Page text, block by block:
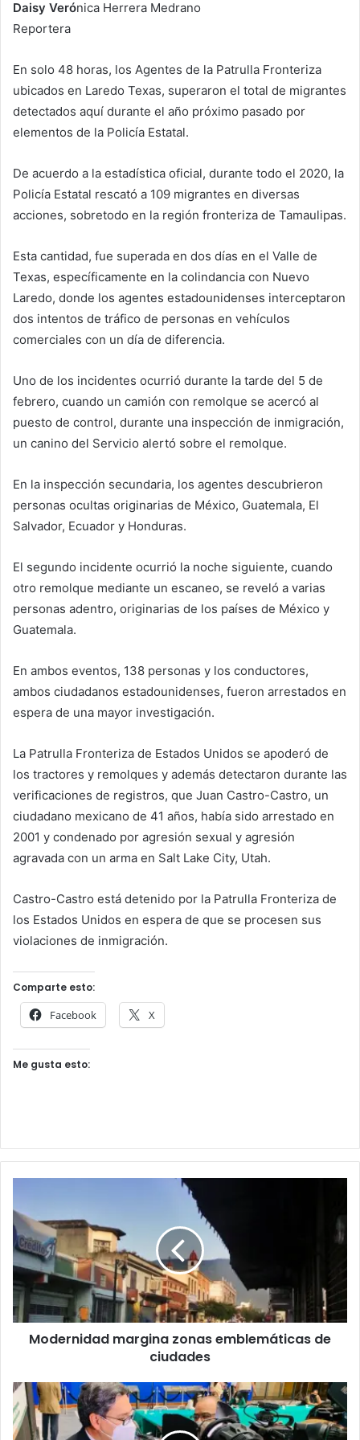
Daisy Verónica Herrera Medrano
Reportera
En solo 48 horas, los Agentes de la Patrulla Fronteriza
ubicados en Laredo Texas, superaron el total de migrantes
detectados aquí durante el año próximo pasado por
elementos de la Policía Estatal.
De acuerdo a la estadística oficial, durante todo el 2020, la
Policía Estatal rescató a 109 migrantes en diversas
acciones, sobretodo en la región fronteriza de Tamaulipas.
Esta cantidad, fue superada en dos días en el Valle de
Texas, específicamente en la colindancia con Nuevo
Laredo, donde los agentes estadounidenses interceptaron
dos intentos de tráfico de personas en vehículos
comerciales con un día de diferencia.
Uno de los incidentes ocurrió durante la tarde del 5 de
febrero, cuando un camión con remolque se acercó al
puesto de control, durante una inspección de inmigración,
un canino del Servicio alertó sobre el remolque.
En la inspección secundaria, los agentes descubrieron
personas ocultas originarias de México, Guatemala, El
Salvador, Ecuador y Honduras.
El segundo incidente ocurrió la noche siguiente, cuando
otro remolque mediante un escaneo, se reveló a varias
personas adentro, originarias de los países de México y
Guatemala.
En ambos eventos, 138 personas y los conductores,
ambos ciudadanos estadounidenses, fueron arrestados en
espera de una mayor investigación.
La Patrulla Fronteriza de Estados Unidos se apoderó de
los tractores y remolques y además detectaron durante las
verificaciones de registros, que Juan Castro-Castro, un
ciudadano mexicano de 41 años, había sido arrestado en
2001 y condenado por agresión sexual y agresión
agravada con un arma en Salt Lake City, Utah.
Castro-Castro está detenido por la Patrulla Fronteriza de
los Estados Unidos en espera de que se procesen sus
violaciones de inmigración.
Comparte esto:
Facebook X
Me gusta esto:
Modernidad margina zonas emblemáticas de
ciudades